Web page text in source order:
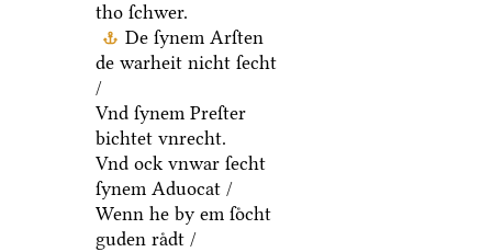
tho ſchwer.
De ſynem Arſten
de warheit nicht ſecht
/
Vnd ſynem Preſter
bichtet vnrecht.
Vnd ock vnwar ſecht
ſynem Aduocat /
Wenn he by em ſoͤcht
guden raͤdt /